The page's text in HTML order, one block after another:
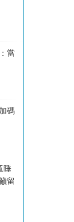
當
碼
睡
留